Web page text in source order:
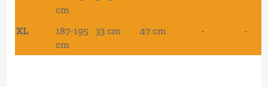
cm
XL
187-195
cm
33 cm 47 cm - -